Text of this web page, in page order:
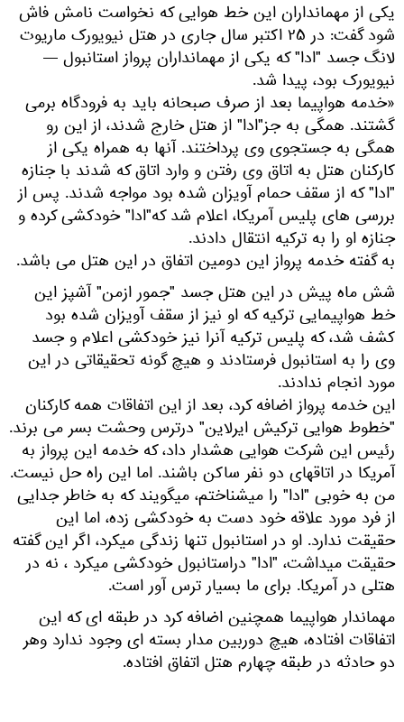
یکی از مهمانداران این خط هوایی که نخواست نامش فاش
شود گفت: در ۲۵ اکتبر سال جاری در هتل نیویورک ماریوت
لانگ جسد "ادا" که یکی از مهمانداران پرواز استانبول —
نیویورک بود، پیدا شد.
«خدمه هواپیما بعد از صرف صبحانه باید به فرودگاه برمی
گشتند. همگی به جز"ادا" از هتل خارج شدند، از این رو
همگی به جستجوی وی پرداختند. آنها به همراه یکی از
کارکنان هتل به اتاق وی رفتن و وارد اتاق که شدند با جنازه
"ادا" که از سقف حمام آویزان شده بود مواجه شدند. پس از
بررسی های پلیس آمریکا، اعلام شد که"ادا" خودکشی کرده و
جنازه او را به ترکیه انتقال دادند.
به گفته خدمه پرواز این دومین اتفاق در این هتل می باشد.
شش ماه پیش در این هتل جسد "جمور ازمن" آشپز این
خط هواپیمایی ترکیه که او نیز از سقف آویزان شده بود
کشف شد، که پلیس ترکیه آنرا نیز خودکشی اعلام و جسد
وی را به استانبول فرستادند و هیچ گونه تحقیقاتی در این
مورد انجام ندادند.
این خدمه پرواز اضافه کرد، بعد از این اتفاقات همه کارکنان
"خطوط هوایی ترکیش ایرلاین" درترس وحشت بسر می برند.
رئیس این شرکت هوایی هشدار داد، که خدمه این پرواز به
آمریکا در اتاقهای دو نفر ساکن باشند. اما این راه حل نیست.
من به خوبی "ادا" را میشناختم، میگویند که به خاطر جدایی
از فرد مورد علاقه خود دست به خودکشی زده، اما این
حقیقت ندارد. او در استانبول تنها زندگی میکرد، اگر این گفته
حقیقت میداشت، "ادا" دراستانبول خودکشی میکرد ، نه در
هتلی در آمریکا. برای ما بسیار ترس آور است.
مهماندار هواپیما همچنین اضافه کرد در طبقه ای که این
اتفاقات افتاده، هیچ دوربین مدار بسته ای وجود ندارد وهر
دو حادثه در طبقه چهارم هتل اتفاق افتاده.